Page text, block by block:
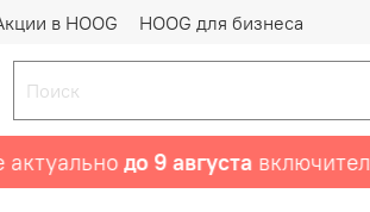
в HOOG HOOG для бизнеса
до 9 августавключительно